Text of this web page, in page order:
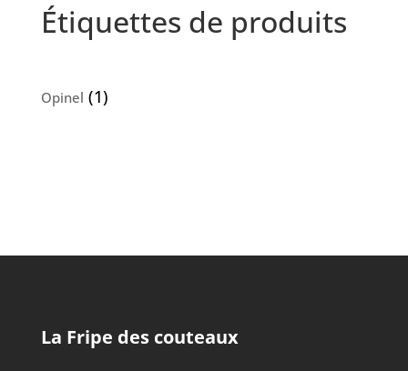
Étiquettes de produits
Opinel (1)
La Fripe des couteaux